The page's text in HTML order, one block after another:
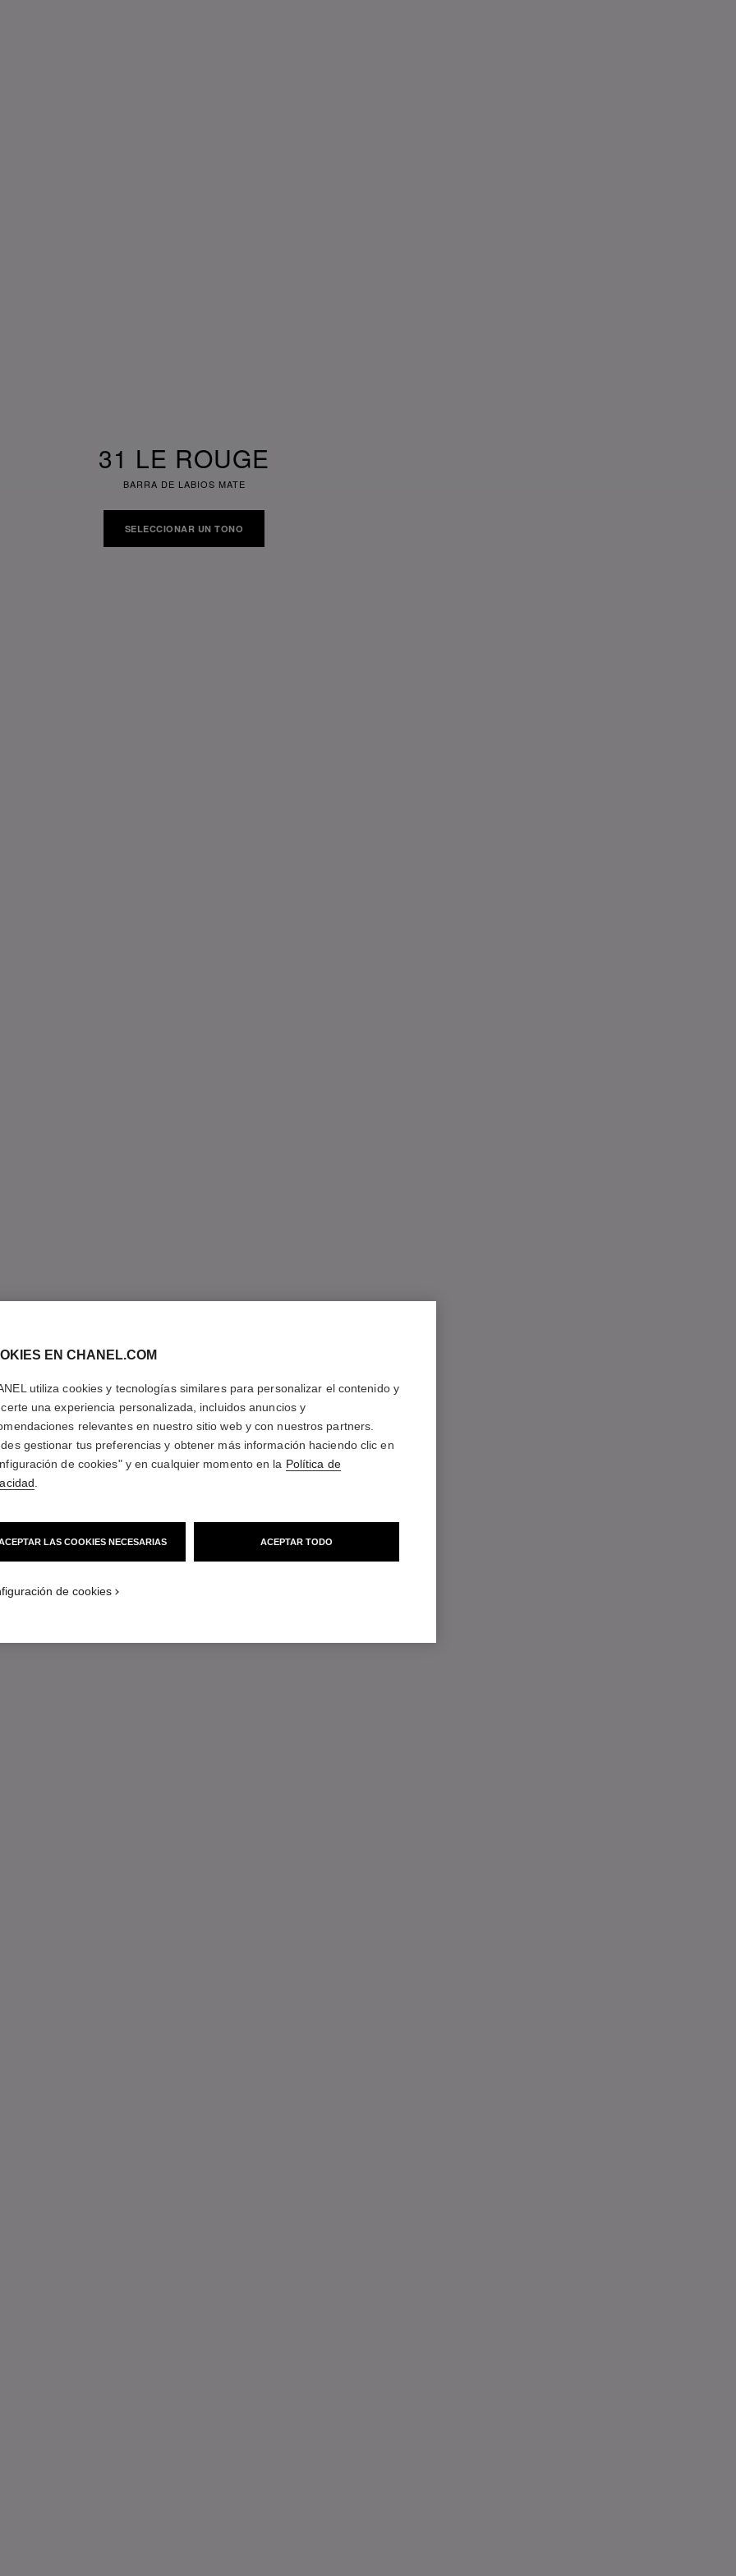
31 LE ROUGE
BARRA DE LABIOS MATE
SELECCIONAR UN TONO
EN CHANEL.COM
utiliza cookies y tecnologías similares para personalizar el contenido y
una experiencia personalizada, incluidos anuncios y
relevantes en nuestro sitio web y con nuestros partners.
gestionar tus preferencias y obtener más información haciendo clic en
de cookies" y en cualquier momento en la Política de
LAS COOKIES NECESARIAS ACEPTAR TODO
de cookies